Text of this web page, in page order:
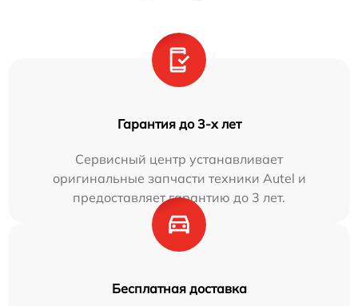
Гарантия до 3-х лет
Сервисный центр устанавливает
оригинальные запчасти техники Autel и
предоставляет гарантию до 3 лет.
Бесплатная доставка